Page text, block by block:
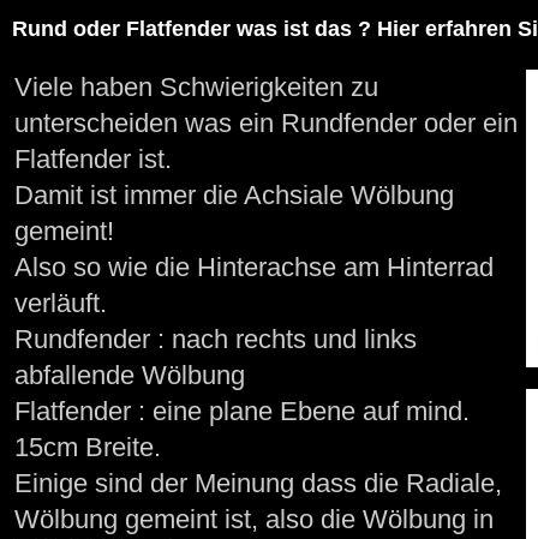
Rund oder Flatfender was ist das ? Hier erfahren
Viele haben Schwierigkeiten zu
unterscheiden was ein Rundfender oder ein
Flatfender ist.
Damit ist immer die Achsiale Wölbung
gemeint!
Also so wie die Hinterachse am Hinterrad
verläuft.
Rundfender : nach rechts und links
abfallende Wölbung
Flatfender : eine plane Ebene auf mind.
15cm Breite.
Einige sind der Meinung dass die Radiale,
Wölbung gemeint ist, also die Wölbung in